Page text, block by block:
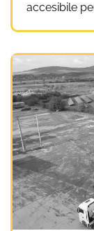
accesibile